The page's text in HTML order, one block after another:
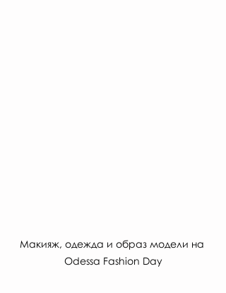
Макияж, одежда и образ модели на
Odessa Fashion Day